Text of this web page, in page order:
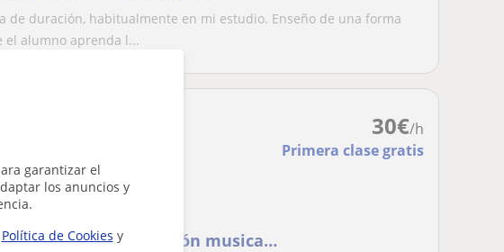
garantizar el
los anuncios y
Política de Cookies y
de duración, habitualmente en mi estudio. Enseño de una forma
el alumno aprenda l...
30€/h
Primera clase gratis
musical, música
a la producción musical.